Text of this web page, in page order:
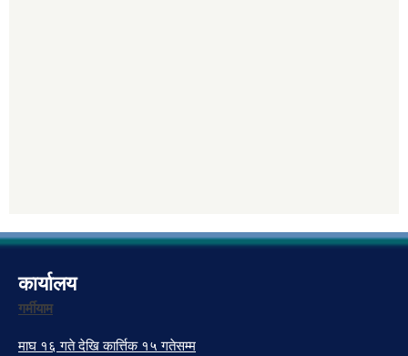
कार्यालय
गर्मीयाम
माघ १६ गते देखि कार्त्तिक १५ गतेसम्म